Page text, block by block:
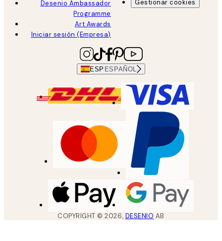
Desenio Ambassador
Programme
Art Awards
Iniciar sesión (Empresa)
Gestionar cookies
ESP ESPAÑOL
COPYRIGHT ©2026, DESENIO AB